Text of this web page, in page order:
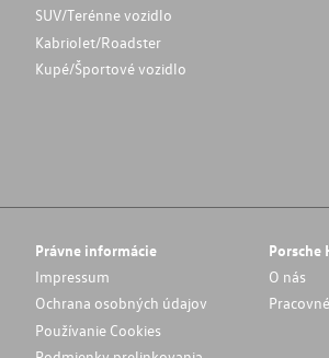
SUV/Terénne vozidlo
Kabriolet/Roadster
Kupé/Športové vozidlo
Právne informácie
Impressum
Ochrana osobných údajov
Používanie Cookies
Porsche
O nás